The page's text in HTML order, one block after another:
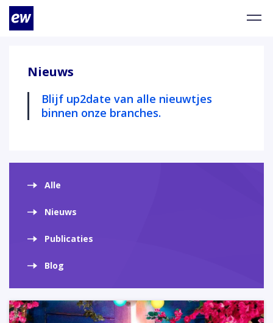
Nieuws
Blijf up2date van alle nieuwtjes
binnen onze branches.
Alle
Nieuws
Publicaties
Blog